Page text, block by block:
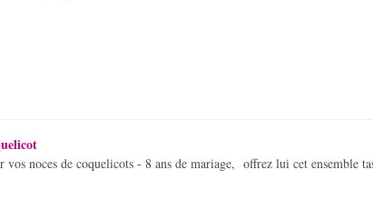
vos noces de coquelicots - 8 ans de mariage, offrez lui cet ensemble